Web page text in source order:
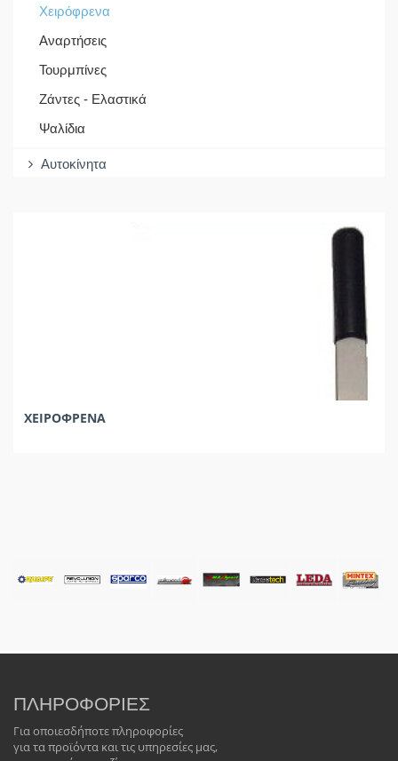
Χειρόφρενα
Αναρτήσεις
Τουρμπίνες
Ζάντες - Ελαστικά
Ψαλίδια
Αυτοκίνητα
ΧΕΙΡΟΦΡΕΝΑ
ΠΛΗΡΟΦΟΡΙΕΣ
Για οποιεσδήποτε πληροφορίες
για τα προϊόντα και τις υπηρεσίες μας,